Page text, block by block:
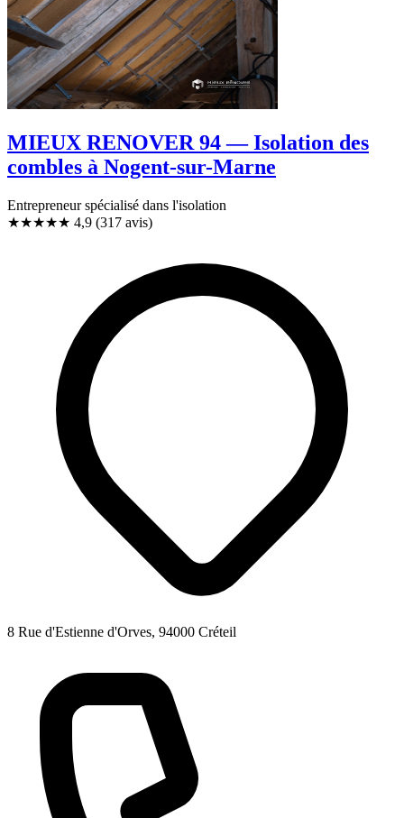
MIEUX RENOVER 94 — Isolation des
combles à Nogent-sur-Marne
Entrepreneur spécialisé dans l'isolation
★★★★★ 4,9 (317 avis)
8 Rue d'Estienne d'Orves, 94000 Créteil